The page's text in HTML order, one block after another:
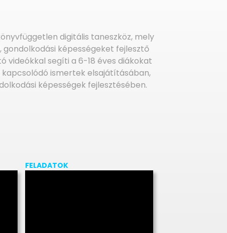
digitális taneszköz, mely
képességeket fejlesztő
videókkal segíti a 6-18 éves diákokat
ismertek elsajátításában,
képességek fejlesztésében.
FELADATOK